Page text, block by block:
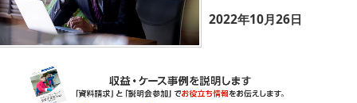
2022年10月26日